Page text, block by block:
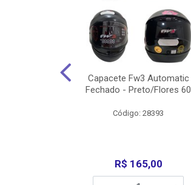
Capacete Fw3 Automatic
Fechado - Preto/Flores 60
Código: 28393
R$ 165,00